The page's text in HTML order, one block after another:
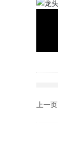
上一页